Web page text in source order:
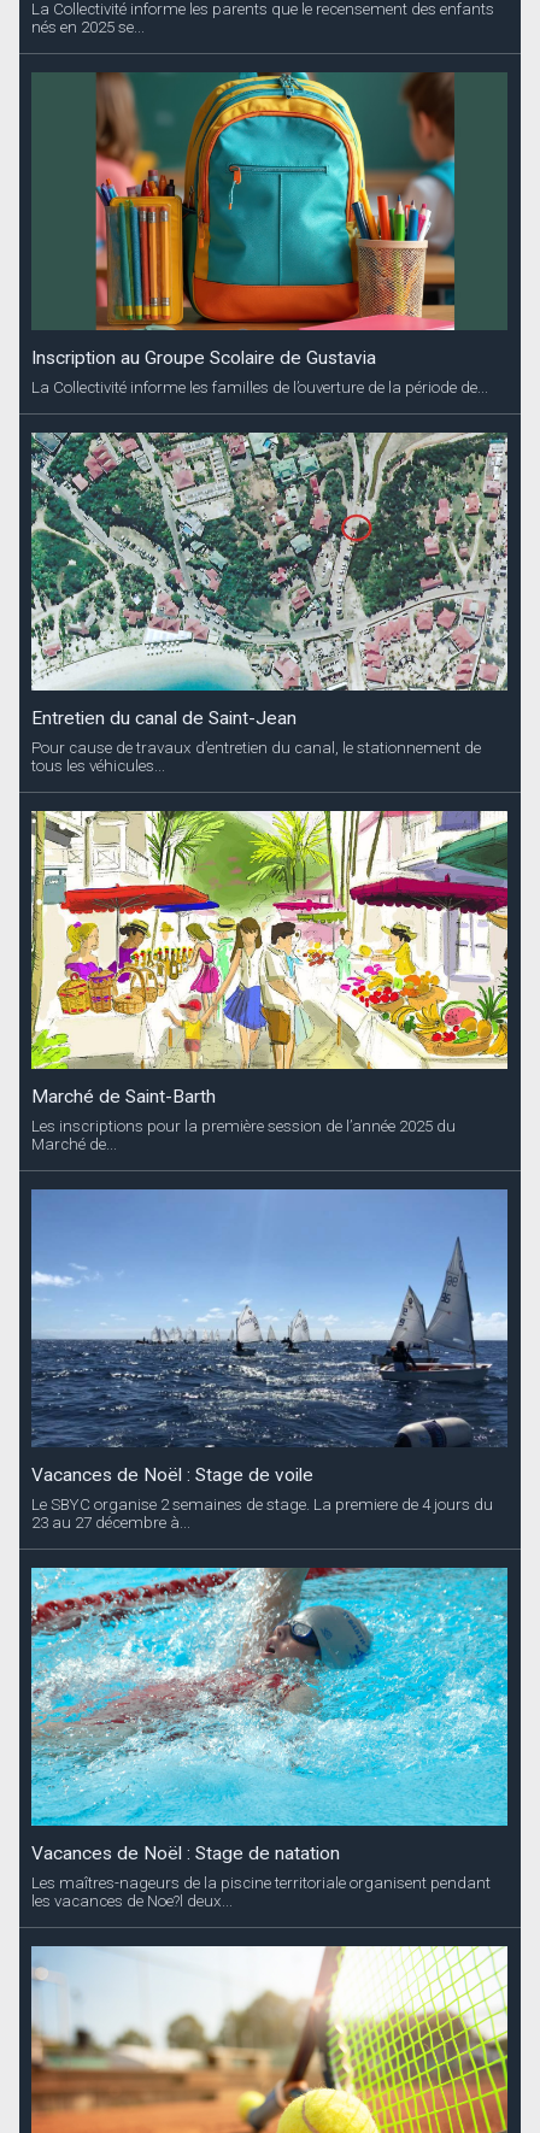
La Collectivité informe les parents que le recensement des enfants
nés en 2025 se...
Inscription au Groupe Scolaire de Gustavia
La Collectivité informe les familles de l’ouverture de la période de...
Entretien du canal de Saint-Jean
Pour cause de travaux d’entretien du canal, le stationnement de
tous les véhicules...
Marché de Saint-Barth
Les inscriptions pour la première session de l’année 2025 du
Marché de...
Vacances de Noël : Stage de voile
Le SBYC organise 2 semaines de stage. La premiere de 4 jours du
23 au 27 décembre à...
Vacances de Noël : Stage de natation
Les maîtres-nageurs de la piscine territoriale organisent pendant
les vacances de Noe?l deux...